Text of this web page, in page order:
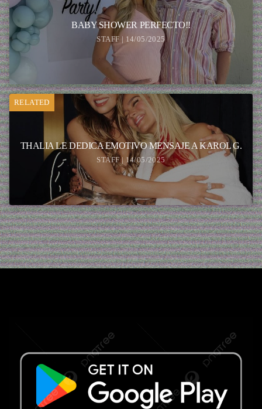
BABY SHOWER PERFECTO!!
STAFF | 14/05/2025
RELATED
THALIA LE DEDICA EMOTIVO MENSAJE A KAROL G.
STAFF | 14/05/2025